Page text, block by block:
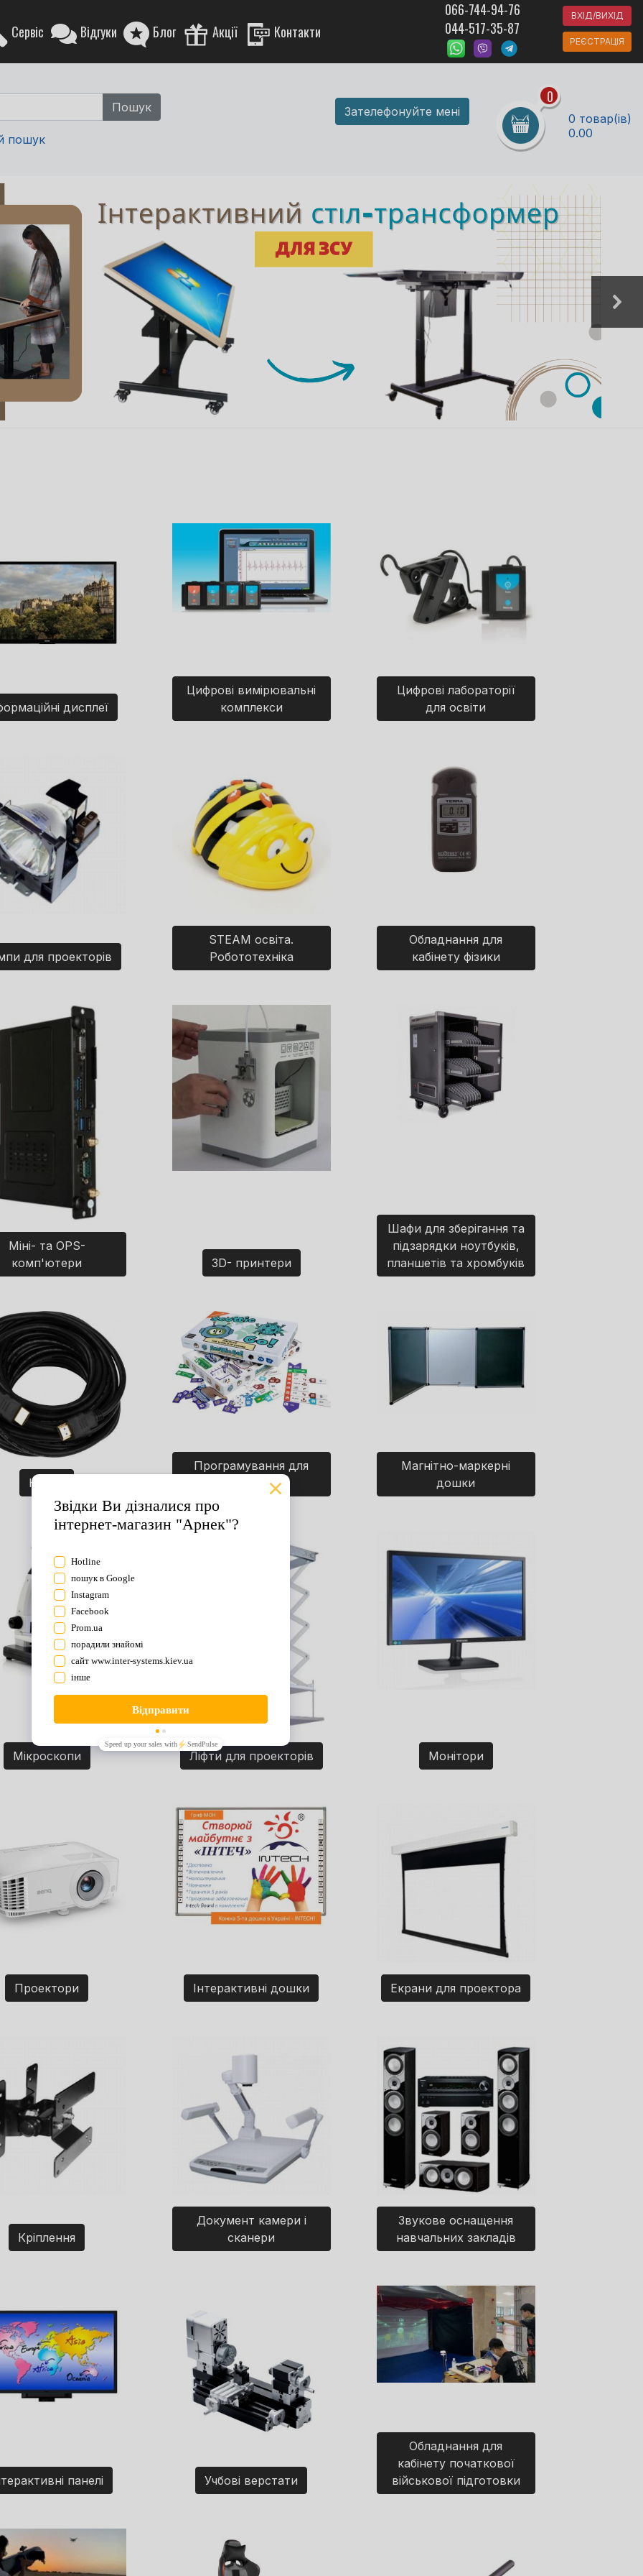
Сервіс Відгуки Блог Акції Контакти
066-744-94-76
044-517-35-87
ВХІД/ВИХІД
РЕЄСТРАЦІЯ
пошук
Зателефонуйте мені
0
0 товар(ів)
0.00
дисплеї
Цифрові вимірювальні
комплекси
Цифрові лабораторії
для освіти
для проекторів
STEAM освіта.
Робототехніка
Обладнання для
кабінету фізики
Міні- та OPS-
комп'ютери
3D- принтери
Шафи для зберігання та
підзарядки ноутбуків,
планшетів та хромбуків
Кабелі
Програмування для
дітей. Ігри.
Магнітно-маркерні
дошки
Мікроскопи Ліфти для проекторів Монітори
Проектори Інтерактивні дошки Екрани для проектора
Кріплення
Документ камери і
сканери
Звукове оснащення
навчальних закладів
панелі Учбові верстати
Обладнання для
кабінету початкової
військової підготовки